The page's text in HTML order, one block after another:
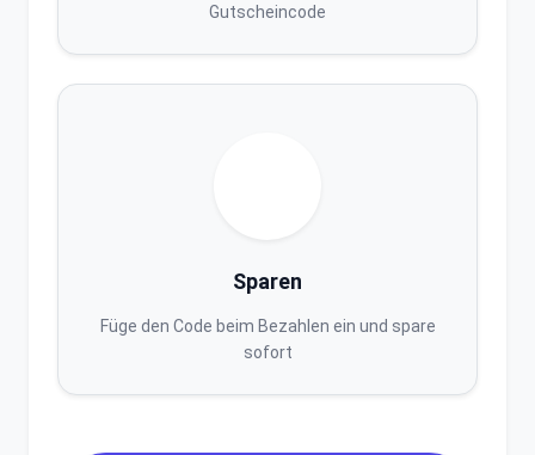
Gutscheincode
Sparen
Füge den Code beim Bezahlen ein und spare
sofort